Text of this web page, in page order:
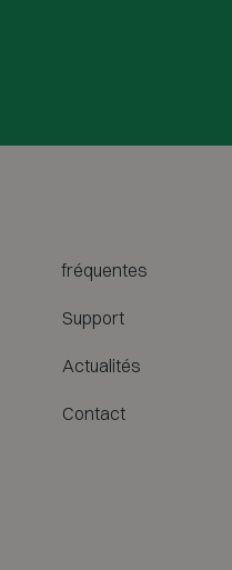
fréquentes
Support
Actualités
Contact